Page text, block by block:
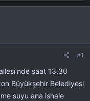
#1
saat 13.30
Büyükşehir Belediyesi
suyu ana ishale